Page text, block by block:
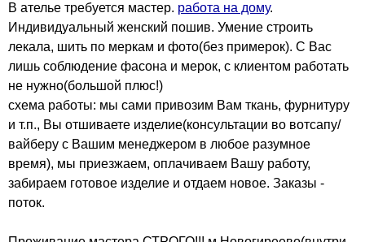
В ателье требуется мастер. работа на дому.
Индивидуальный женский пошив. Умение строить
лекала, шить по меркам и фото(без примерок). С Вас
лишь соблюдение фасона и мерок, с клиентом работать
не нужно(большой плюс!)
схема работы: мы сами привозим Вам ткань, фурнитуру
и т.п., Вы отшиваете изделие(консультации во вотсапу/
вайберу с Вашим менеджером в любое разумное
время), мы приезжаем, оплачиваем Вашу работу,
забираем готовое изделие и отдаем новое. Заказы -
поток.